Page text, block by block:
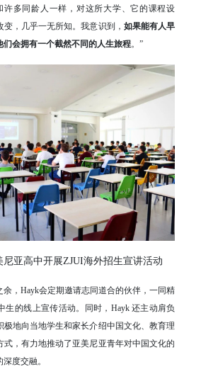
许多同龄人一样，对这所大学、它的课程设
，几乎一无所知。我意识到， 如果能有人早
们会拥有一个截然不同的人生旅程。”
尼亚高中开展ZJUI海外招生宣讲活动
余，Hayk会定期邀请志同道合的伙伴，一同精
生的线上宣传活动。同时，Hayk 还主动肩负
极地向当地学生和家长介绍中国文化、教育理
式，有力地推动了亚美尼亚青年对中国文化的
度交融。